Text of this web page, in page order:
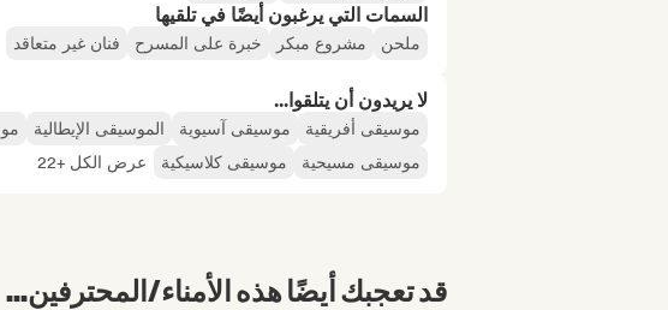
السمات التي يرغبون أيضًا في تلقيها
ملحن مشروع مبكر خبرة على المسرح فنان غير متعاقد
لا يريدون أن يتلقوا...
موسيقى أفريقية موسيقى آسيوية الموسيقى الإيطالية
موسيقى مسيحية
موسيقى كلاسيكية عرض الكل +22
قد تعجبك أيضًا هذه الأمناء/المحترفين...